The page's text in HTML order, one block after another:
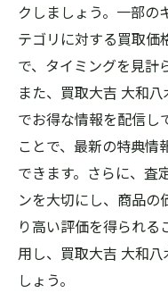
買取大吉大
御所市での買取
ップグレード
買取大吉大
御所市での
買取大吉大
御所市の買
ト
買取大吉大
クしましょう。一部の
テゴリに対する買取価
で、タイミングを見計
また、買取大吉 大和
でお得な情報を配信し
ことで、最新の特典情
できます。さらに、査
ンを大切にし、商品の
り高い評価を得られる
用し、買取大吉 大和
しょう。